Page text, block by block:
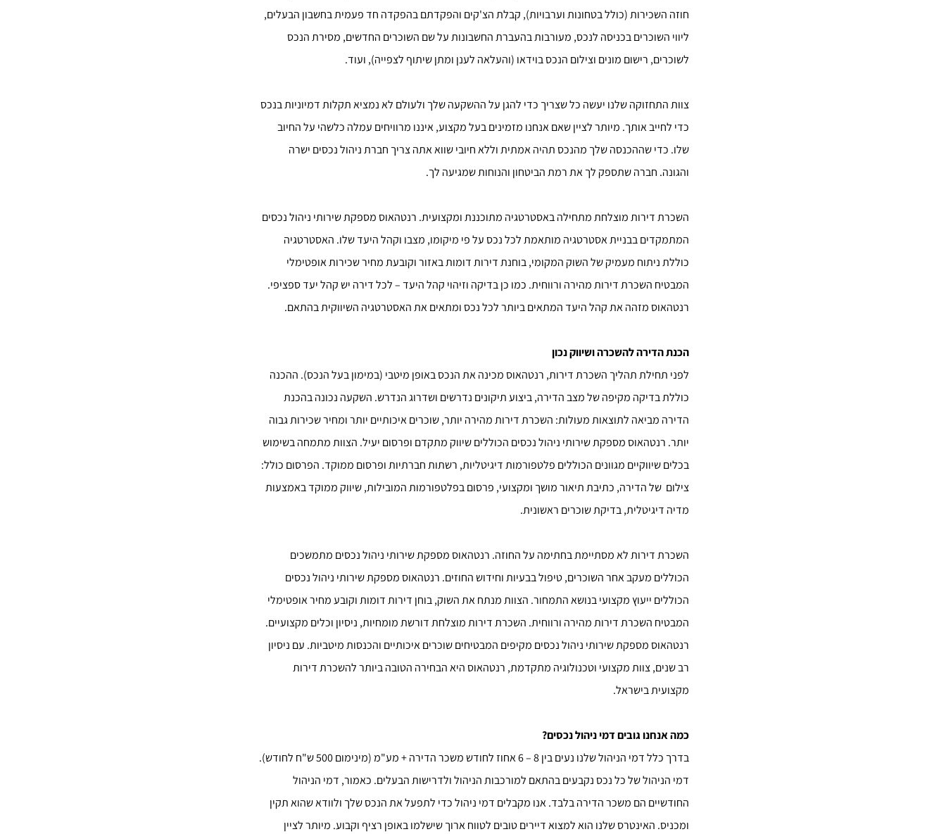
חוזה השכירות (כולל בטחונות וערבויות), קבלת הצ'קים והפקדתם בהפקדה חד פעמית בחשבון הבעלים,
ליווי השוכרים בכניסה לנכס, מעורבות בהעברת החשבונות על שם השוכרים החדשים, מסירת הנכס
לשוכרים, רישום מונים וצילום הנכס בוידאו (והעלאה לענן ומתן שיתוף לצפייה), ועוד.
צוות התחזוקה שלנו יעשה כל שצריך כדי להגן על ההשקעה שלך ולעולם לא נמציא תקלות דמיוניות בנכס
כדי לחייב אותך. מיותר לציין שאם אנחנו מזמינים בעל מקצוע, איננו מרוויחים עמלה כלשהי על החיוב
שלו. כדי שההכנסה שלך מהנכס תהיה אמתית וללא חיובי שווא אתה צריך חברת ניהול נכסים ישרה
והגונה. חברה שתספק לך את רמת הביטחון והנוחות שמגיעה לך.
השכרת דירות מוצלחת מתחילה באסטרטגיה מתוכננת ומקצועית. רנטהאוס מספקת שירותי ניהול נכסים
המתמקדים בבניית אסטרטגיה מותאמת לכל נכס על פי מיקומו, מצבו וקהל היעד שלו. האסטרטגיה
כוללת ניתוח מעמיק של השוק המקומי, בוחנת דירות דומות באזור וקובעת מחיר שכירות אופטימלי
המבטיח השכרת דירות מהירה ורווחית. כמו כן בדיקה וזיהוי קהל היעד – לכל דירה יש קהל יעד ספציפי.
רנטהאוס מזהה את קהל היעד המתאים ביותר לכל נכס ומתאים את האסטרטגיה השיווקית בהתאם.
הכנת הדירה להשכרה ושיווק נכון
לפני תחילת תהליך השכרת דירות, רנטהאוס מכינה את הנכס באופן מיטבי (במימון בעל הנכס). ההכנה
כוללת בדיקה מקיפה של מצב הדירה, ביצוע תיקונים נדרשים ושדרוג הנדרש. השקעה נכונה בהכנת
הדירה מביאה לתוצאות מעולות: השכרת דירות מהירה יותר, שוכרים איכותיים יותר ומחיר שכירות גבוה
יותר. רנטהאוס מספקת שירותי ניהול נכסים הכוללים שיווק מתקדם ופרסום יעיל. הצוות מתמחה בשימוש
בכלים שיווקיים מגוונים הכוללים פלטפורמות דיגיטליות, רשתות חברתיות ופרסום ממוקד. הפרסום כולל:
צילום של הדירה, כתיבת תיאור מושך ומקצועי, פרסום בפלטפורמות המובילות, שיווק ממוקד באמצעות
מדיה דיגיטלית, בדיקת שוכרים ראשונית.
השכרת דירות לא מסתיימת בחתימה על החוזה. רנטהאוס מספקת שירותי ניהול נכסים מתמשכים
הכוללים מעקב אחר השוכרים, טיפול בבעיות וחידוש החוזים. רנטהאוס מספקת שירותי ניהול נכסים
הכוללים ייעוץ מקצועי בנושא התמחור. הצוות מנתח את השוק, בוחן דירות דומות וקובע מחיר אופטימלי
המבטיח השכרת דירות מהירה ורווחית. השכרת דירות מוצלחת דורשת מומחיות, ניסיון וכלים מקצועיים.
רנטהאוס מספקת שירותי ניהול נכסים מקיפים המבטיחים שוכרים איכותיים והכנסות מיטביות. עם ניסיון
רב שנים, צוות מקצועי וטכנולוגיה מתקדמת, רנטהאוס היא הבחירה הטובה ביותר להשכרת דירות
מקצועית בישראל.
כמה אנחנו גובים דמי ניהול נכסים?
בדרך כלל דמי הניהול שלנו נעים בין 8 – 6 אחוז לחודש משכר הדירה + מע"מ (מינימום 500 ש"ח לחודש).
דמי הניהול של כל נכס נקבעים בהתאם למורכבות הניהול ולדרישות הבעלים. כאמור, דמי הניהול
החודשיים הם משכר הדירה בלבד. אנו מקבלים דמי ניהול כדי לתפעל את הנכס שלך ולוודא שהוא תקין
ומכניס. האינטרס שלנו הוא למצוא דיירים טובים לטווח ארוך שישלמו באופן רציף וקבוע. מיותר לציין